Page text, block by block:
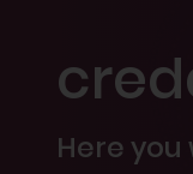
Here